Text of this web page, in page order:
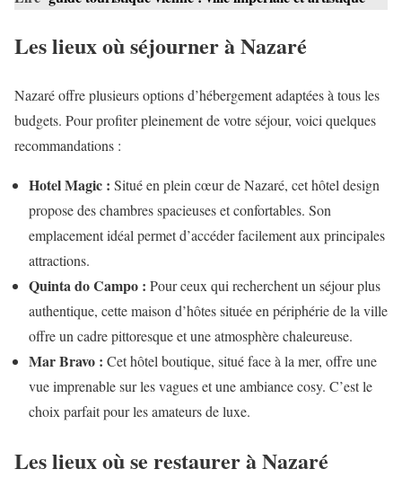
Les lieux où séjourner à Nazaré
Nazaré offre plusieurs options d’hébergement adaptées à tous les
budgets. Pour profiter pleinement de votre séjour, voici quelques
recommandations :
Hotel Magic : Situé en plein cœur de Nazaré, cet hôtel design
propose des chambres spacieuses et confortables. Son
emplacement idéal permet d’accéder facilement aux principales
attractions.
Quinta do Campo : Pour ceux qui recherchent un séjour plus
authentique, cette maison d’hôtes située en périphérie de la ville
offre un cadre pittoresque et une atmosphère chaleureuse.
Mar Bravo : Cet hôtel boutique, situé face à la mer, offre une
vue imprenable sur les vagues et une ambiance cosy. C’est le
choix parfait pour les amateurs de luxe.
Les lieux où se restaurer à Nazaré